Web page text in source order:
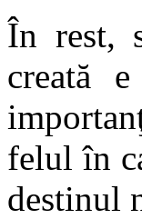
În rest,
creată
felul în
destinul